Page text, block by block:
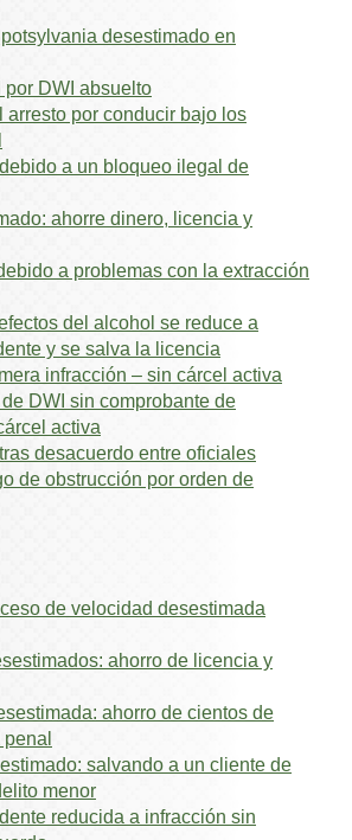
desestimado en
DWI absuelto
arresto por conducir bajo los
a un bloqueo ilegal de
ahorre dinero, licencia y
a problemas con la extracción
del alcohol se reduce a
y se salva la licencia
infracción – sin cárcel activa
DWI sin comprobante de
activa
desacuerdo entre oficiales
de obstrucción por orden de
de velocidad desestimada
ahorro de licencia y
ahorro de cientos de
salvando a un cliente de
menor
reducida a infracción sin